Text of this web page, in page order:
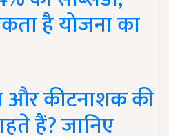
है योजना का
और कीटनाशक की
हैं? जानिए